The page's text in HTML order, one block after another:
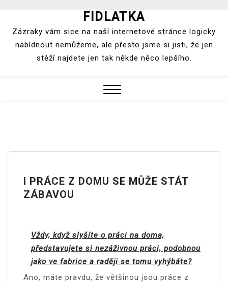
content
FIDLATKA
Zázraky vám sice na naší internetové stránce logicky
nabídnout nemůžeme, ale přesto jsme si jisti, že jen
stěží najdete jen tak někde něco lepšího.
I PRÁCE Z DOMU SE MŮŽE STÁT
ZÁBAVOU
Vždy, když slyšíte o práci na doma,
představujete si nezáživnou práci, podobnou
jako ve fabrice a raději se tomu vyhýbáte?
Ano, máte pravdu, že většinou jsou práce z